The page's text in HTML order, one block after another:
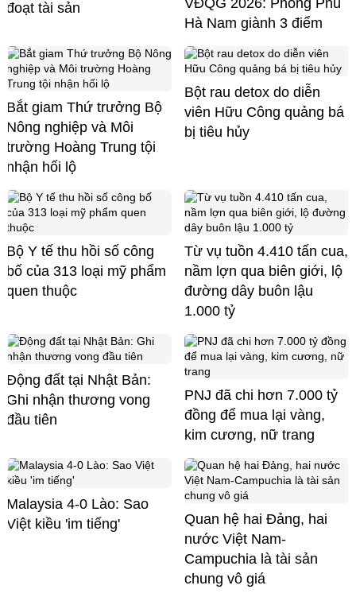
đoạt tài sản
VĐQG 2026: Phong Phú
Hà Nam giành 3 điểm
Bắt giam Thứ trưởng Bộ
Nông nghiệp và Môi
trường Hoàng Trung tội
nhận hối lộ
Bột rau detox do diễn
viên Hữu Công quảng bá
bị tiêu hủy
Bộ Y tế thu hồi số công
bố của 313 loại mỹ phẩm
quen thuộc
Từ vụ tuồn 4.410 tấn cua,
nầm lợn qua biên giới, lộ
đường dây buôn lậu
1.000 tỷ
Động đất tại Nhật Bản:
Ghi nhận thương vong
đầu tiên
PNJ đã chi hơn 7.000 tỷ
đồng để mua lại vàng,
kim cương, nữ trang
Malaysia 4-0 Lào: Sao
Việt kiều 'im tiếng'
Quan hệ hai Đảng, hai
nước Việt Nam-
Campuchia là tài sản
chung vô giá ​